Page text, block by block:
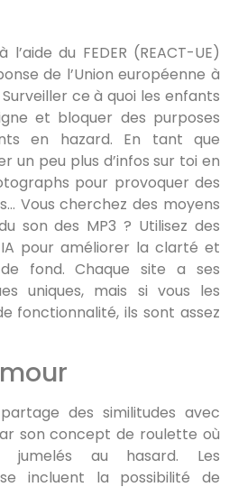
du FEDER (REACT-UE)
de l’Union européenne à
ce à quoi les enfants
et bloquer des purposes
en hazard. En tant que
un peu plus d’infos sur toi en
pour provoquer des
Vous cherchez des moyens
son des MP3 ? Utilisez des
pour améliorer la clarté et
fond. Chaque site a ses
uniques, mais si vous les
fonctionnalité, ils sont assez
des similitudes avec
son concept de roulette où
jumelés au hasard. Les
incluent la possibilité de